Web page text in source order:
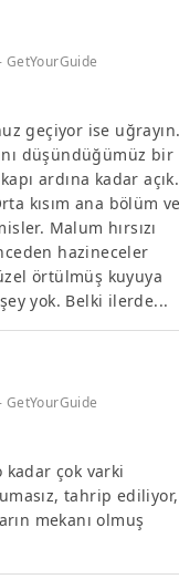
geçiyor ise
düşündüğümüz bir
ardına kadar açık.
kısım ana bölüm
Malum hırsızı
hazineceler
örtülmüş kuyuya
yok. Belki ilerde...
kadar çok varki
tahrip ediliyor,
mekanı olmuş